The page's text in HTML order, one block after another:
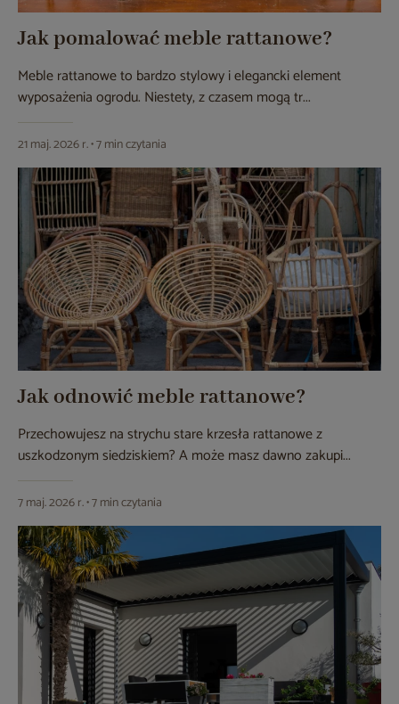
Jak pomalować meble rattanowe?
Meble rattanowe to bardzo stylowy i elegancki element
wyposażenia ogrodu. Niestety, z czasem mogą tr...
21 maj. 2026 r. • 7 min czytania
Jak odnowić meble rattanowe?
Przechowujesz na strychu stare krzesła rattanowe z
uszkodzonym siedziskiem? A może masz dawno zakupi...
7 maj. 2026 r. • 7 min czytania